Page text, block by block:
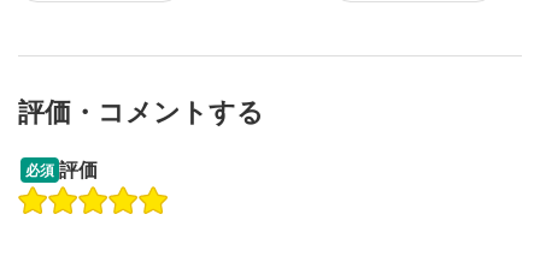
操作説明動画
評価・コメントする
必須 評価